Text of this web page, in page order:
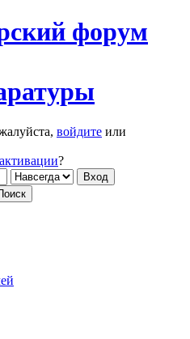
форум
войдите или
?